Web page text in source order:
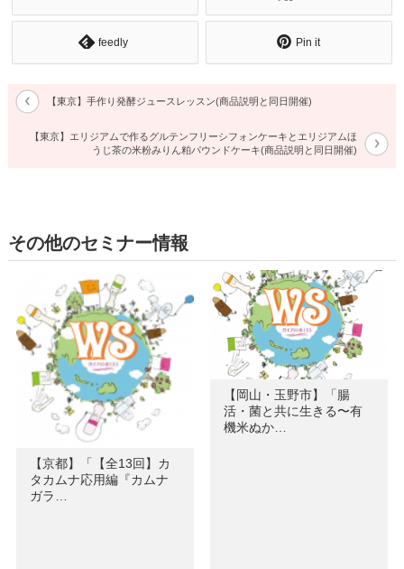
feedly Pin it
【東京】手作り発酵ジュースレッスン(商品説明と同日開催)
【東京】エリジアムで作るグルテンフリーシフォンケーキとエリジアムほ
うじ茶の米粉みりん粕パウンドケーキ(商品説明と同日開催)
その他のセミナー情報
【京都】「【全13回】カ
タカムナ応用編『カムナ
ガラ…
【岡山・玉野市】「腸
活・菌と共に生きる〜有
機米ぬか…